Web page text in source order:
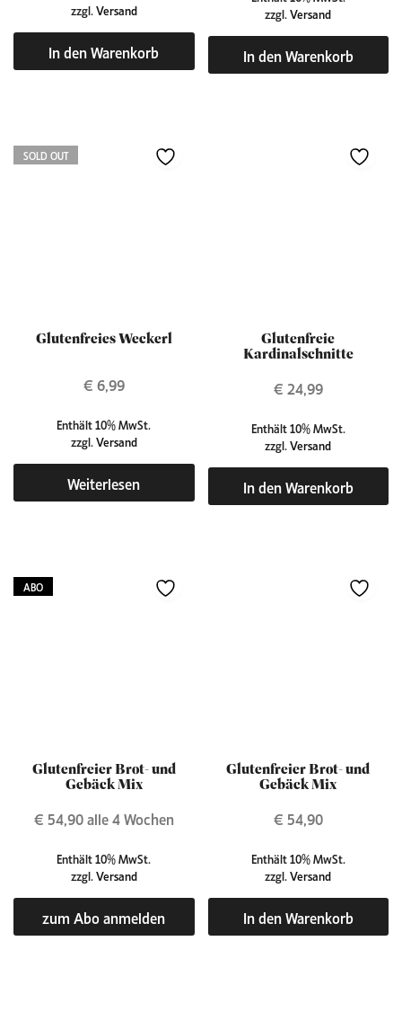
zzgl.Versand
In den Warenkorb
zzgl.Versand
In den Warenkorb
SOLD OUT
Glutenfreies Weckerl
€ 6,99
Enthält 10% MwSt.
zzgl.Versand
Weiterlesen
Glutenfreie
Kardinalschnitte
€ 24,99
Enthält 10% MwSt.
zzgl.Versand
In den Warenkorb
ABO
Glutenfreier Brot- und
Gebäck Mix
€ 54,90alle 4 Wochen
Enthält 10% MwSt.
zzgl.Versand
zum Abo anmelden
Glutenfreier Brot- und
Gebäck Mix
€ 54,90
Enthält 10% MwSt.
zzgl.Versand
In den Warenkorb